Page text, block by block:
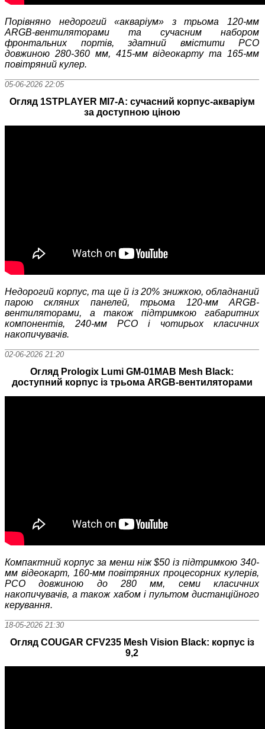
Порівняно недорогий «акваріум» з трьома 120-мм
ARGB-вентиляторами та сучасним набором
фронтальних портів, здатний вмістити РСО
довжиною 280-360 мм, 415-мм відеокарту та 165-мм
повітряний кулер.
05-06-2026 22:05
Огляд 1STPLAYER MI7-A: сучасний корпус-акваріум
за доступною ціною
Недорогий корпус, та ще й із 20% знижкою, обладнаний
парою скляних панелей, трьома 120-ммARGB-
вентиляторами, а також підтримкою габаритних
компонентів, 240-мм РСО і чотирьох класичних
накопичувачів.
02-06-2026 21:20
Огляд Prologix Lumi GM-01MAB Mesh Black:
доступний корпус із трьома ARGB-вентиляторами
Компактний корпус за менш ніж$50 із підтримкою 340-
мм відеокарт, 160-мм повітряних процесорних кулерів,
РСО довжиною до 280 мм, семи класичних
накопичувачів, а також хабом і пультом дистанційного
керування.
18-05-2026 21:30
Огляд COUGAR CFV235 Mesh Vision Black: корпус із
9,2